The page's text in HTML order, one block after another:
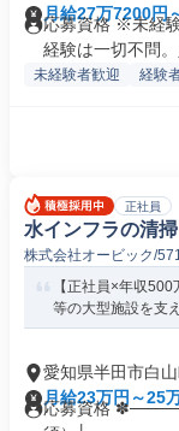
月給27万7200円
応募資格 ※未経
経験は一切不問。
未経験者歓迎 経験
正社員
水インフラの清
株式会社オービック/
【正社員×年収
等の大型施設を支
愛知県半田市白
月給23万円～25
応募資格